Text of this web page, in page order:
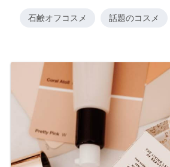
石鹸オフコスメ 話題のコスメ